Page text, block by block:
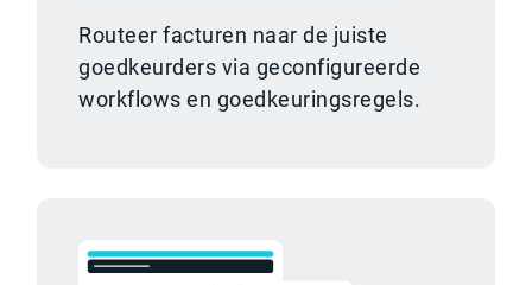
Routeer facturen naar de juiste
goedkeurders via geconfigureerde
workflows en goedkeuringsregels.